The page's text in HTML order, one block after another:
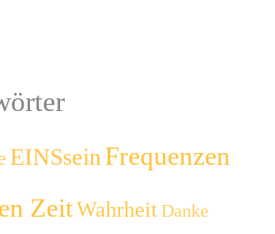
EINSseinFrequenzen
ZeitWahrheitDanke